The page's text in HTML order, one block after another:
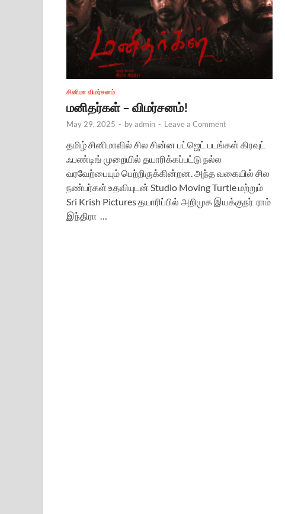
சினிமா விமர்சனம்
மனிதர்கள் – விமர்சனம்!
May 29, 2025 - byadmin - Leave a Comment
தமிழ் சினிமாவில் சில சின்ன பட்ஜெட் படங்கள் கிரவுட்
ஃபண்டிங் முறையில் தயாரிக்கப்பட்டு நல்ல
வரவேற்பையும் பெற்றிருக்கின்றன. அந்த வகையில் சில
நண்பர்கள் உதவியுடன் Studio Moving Turtle மற்றும்
Sri Krish Pictures தயாரிப்பில் அறிமுக இயக்குநர் ராம்
இந்திரா …